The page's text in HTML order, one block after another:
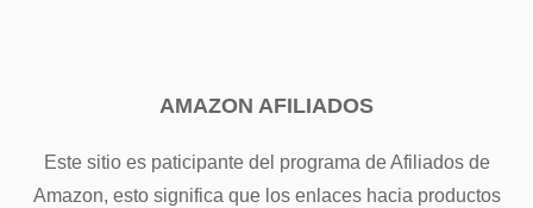
AMAZON AFILIADOS
Este sitio es paticipante del programa de Afiliados de
Amazon, esto significa que los enlaces hacia productos